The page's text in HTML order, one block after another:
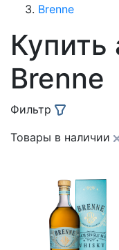
Brenne
Купить
Brenne
Фильтр
Товары в наличии